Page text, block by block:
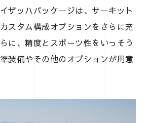
ザッハパッケージは、サーキット
スタム構成オプションをさらに充
に、精度とスポーツ性をいっそう
装備やその他のオプションが用意